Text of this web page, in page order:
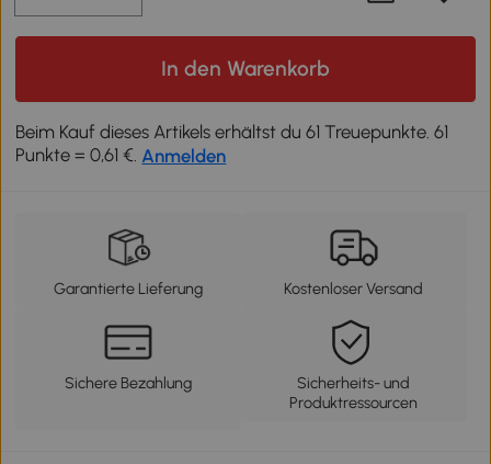
In den Warenkorb
Beim Kauf dieses Artikels erhältst du 61 Treuepunkte. 61
Punkte = 0,61 €. Anmelden
Garantierte Lieferung Kostenloser Versand
Sichere Bezahlung
Sicherheits- und
Produktressourcen